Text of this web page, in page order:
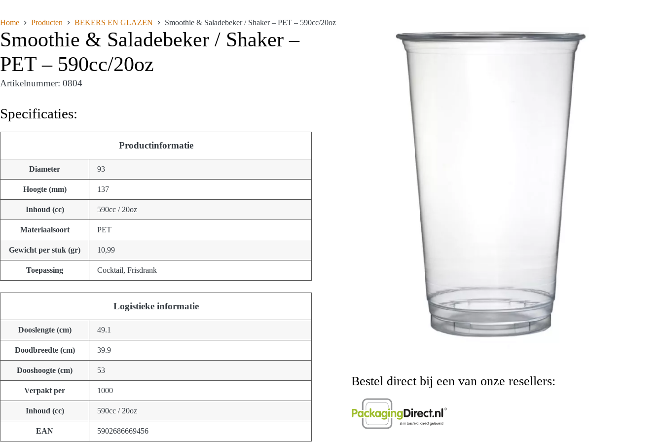
Home Producten BEKERS EN GLAZEN Smoothie & Saladebeker / Shaker – PET – 590cc/20oz
Smoothie & Saladebeker / Shaker –
PET – 590cc/20oz
Artikelnummer: 0804
Specificaties:
Productinformatie
Diameter 93
Hoogte (mm) 137
Inhoud (cc) 590cc / 20oz
Materiaalsoort PET
Gewicht per stuk (gr) 10,99
Toepassing Cocktail, Frisdrank
Logistieke informatie
Dooslengte (cm) 49.1
Doodbreedte (cm) 39.9
Dooshoogte (cm) 53
Verpakt per 1000
Inhoud (cc) 590cc / 20oz
EAN 5902686669456
Bestel direct bij een van onze resellers: